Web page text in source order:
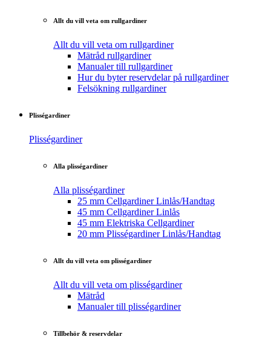
Allt du vill veta om rullgardiner
Allt du vill veta om rullgardiner
Mätråd rullgardiner
Manualer till rullgardiner
Hur du byter reservdelar på rullgardiner
Felsökning rullgardiner
Plisségardiner
Plisségardiner
Alla plisségardiner
Alla plisségardiner
25 mm Cellgardiner Linlås/Handtag
45 mm Cellgardiner Linlås
45 mm Elektriska Cellgardiner
20 mm Plisségardiner Linlås/Handtag
Allt du vill veta om plisségardiner
Allt du vill veta om plisségardiner
Mätråd
Manualer till plisségardiner
Tillbehör & reservdelar